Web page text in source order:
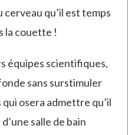
cerveau qu’il est temps
la couette !
équipes scientifiques,
sans surstimuler
qui osera admettre qu’il
salle de bain